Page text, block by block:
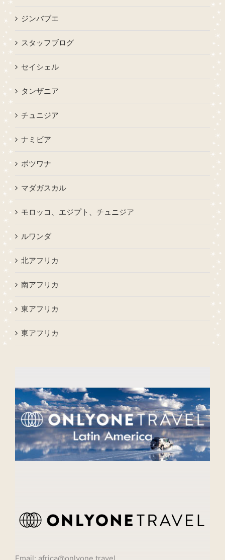
ジンバブエ
スタッフブログ
セイシェル
タンザニア
チュニジア
ナミビア
ボツワナ
マダガスカル
モロッコ、エジプト、チュニジア
ルワンダ
北アフリカ
南アフリカ
東アフリカ
東アフリカ